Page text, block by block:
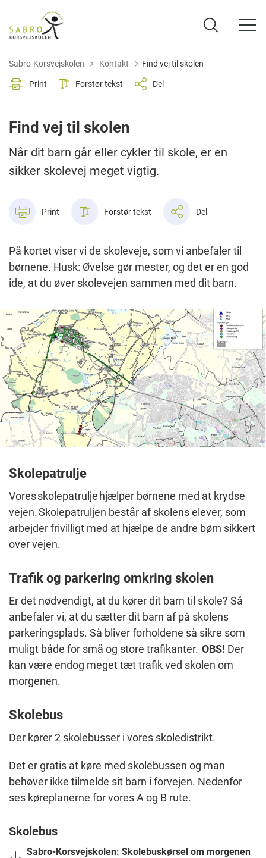
Sabro-Korsvejskolen Tilbage til
Kontakt Find vej til skolen
Print Forstør tekst Del
Find vej til skolen
Når dit barn går eller cykler til skole, er en
sikker skolevej meget vigtig.
Print Forstør tekst Del
På kortet viser vi de skoleveje, som vi anbefaler til
børnene. Husk: Øvelse gør mester, og det er en god
ide, at du øver skolevejen sammen med dit barn.
Skolepatrulje
Vores skolepatrulje hjælper børnene med at krydse
vejen. Skolepatruljen består af skolens elever, som
arbejder frivilligt med at hjælpe de andre børn sikkert
over vejen.
Trafik og parkering omkring skolen
Er det nødvendigt, at du kører dit barn til skole? Så
anbefaler vi, at du sætter dit barn af på skolens
parkeringsplads. Så bliver forholdene så sikre som
muligt både for små og store trafikanter. OBS! Der
kan være endog meget tæt trafik ved skolen om
morgenen.
Skolebus
Der kører 2 skolebusser i vores skoledistrikt.
Det er gratis at køre med skolebussen og man
behøver ikke tilmelde sit barn i forvejen. Nedenfor
ses køreplanerne for vores A og B rute.
Skolebus
Sabro-Korsvejskolen: Skolebuskørsel om morgenen